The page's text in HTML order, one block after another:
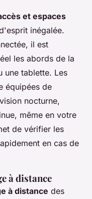
et espaces
inégalée.
il est
les abords de la
une tablette. Les
équipées de
nocturne,
même en votre
de vérifier les
en cas de
à distance
à distance des